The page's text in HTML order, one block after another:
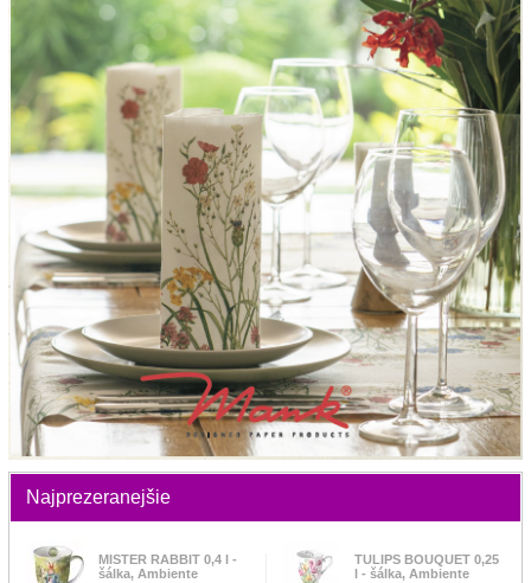
Najprezeranejšie
MISTER RABBIT 0,4 l -
šálka, Ambiente
TULIPS BOUQUET 0,25
l - šálka, Ambiente